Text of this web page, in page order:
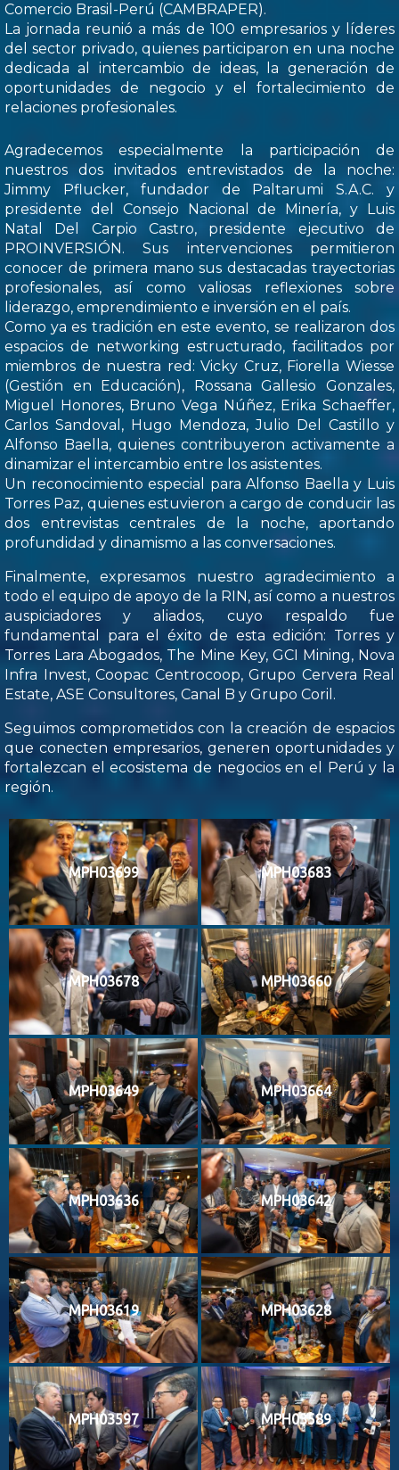
Comercio Brasil-Perú (CAMBRAPER).
La jornada reunió a más de 100 empresarios y líderes
del sector privado, quienes participaron en una noche
dedicada al intercambio de ideas, la generación de
oportunidades de negocio y el fortalecimiento de
relaciones profesionales.
Agradecemos especialmente la participación de
nuestros dos invitados entrevistados de la noche:
Jimmy Pflucker, fundador de Paltarumi S.A.C. y
presidente del Consejo Nacional de Minería, y Luis
Natal Del Carpio Castro, presidente ejecutivo de
PROINVERSIÓN. Sus intervenciones permitieron
conocer de primera mano sus destacadas trayectorias
profesionales, así como valiosas reflexiones sobre
liderazgo, emprendimiento e inversión en el país.
Como ya es tradición en este evento, se realizaron dos
espacios de networking estructurado, facilitados por
miembros de nuestra red: Vicky Cruz, Fiorella Wiesse
(Gestión en Educación), Rossana Gallesio Gonzales,
Miguel Honores, Bruno Vega Núñez, Erika Schaeffer,
Carlos Sandoval, Hugo Mendoza, Julio Del Castillo y
Alfonso Baella, quienes contribuyeron activamente a
dinamizar el intercambio entre los asistentes.
Un reconocimiento especial para Alfonso Baella y Luis
Torres Paz, quienes estuvieron a cargo de conducir las
dos entrevistas centrales de la noche, aportando
profundidad y dinamismo a las conversaciones.
Finalmente, expresamos nuestro agradecimiento a
todo el equipo de apoyo de la RIN, así como a nuestros
auspiciadores y aliados, cuyo respaldo fue
fundamental para el éxito de esta edición: Torres y
Torres Lara Abogados, The Mine Key, GCI Mining, Nova
Infra Invest, Coopac Centrocoop, Grupo Cervera Real
Estate, ASE Consultores, Canal B y Grupo Coril.
Seguimos comprometidos con la creación de espacios
que conecten empresarios, generen oportunidades y
fortalezcan el ecosistema de negocios en el Perú y la
región.
MPH03699 MPH03683
MPH03678 MPH03660
MPH03649 MPH03664
MPH03636 MPH03642
MPH03619 MPH03628
MPH03597 MPH03589